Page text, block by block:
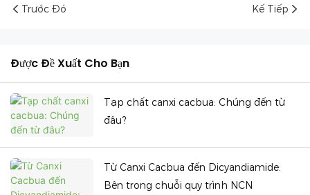
Trước Đó Kế Tiếp
Được Đề Xuất Cho Bạn
Tạp chất canxi cacbua: Chúng đến từ
đâu?
Từ Canxi Cacbua đến Dicyandiamide:
Bên trong chuỗi quy trình NCN